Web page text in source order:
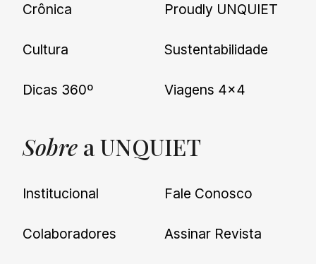
Crônica
Cultura
Dicas 360º
Proudly UNQUIET
Sustentabilidade
Viagens 4×4
Sobre a UNQUIET
Institucional
Colaboradores
Fale Conosco
Assinar Revista